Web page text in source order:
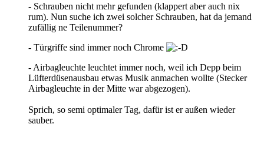
- Schrauben nicht mehr gefunden (klappert aber auch nix
rum). Nun suche ich zwei solcher Schrauben, hat da jemand
zufällig ne Teilenummer?
- Türgriffe sind immer noch Chrome
- Airbagleuchte leuchtet immer noch, weil ich Depp beim
Lüfterdüsenausbau etwas Musik anmachen wollte (Stecker
Airbagleuchte in der Mitte war abgezogen).
Sprich, so semi optimaler Tag, dafür ist er außen wieder
sauber.